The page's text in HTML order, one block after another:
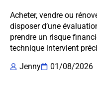
Acheter, vendre ou
disposer d’une
prendre un risque
technique intervient
Jenny
01/08/2026